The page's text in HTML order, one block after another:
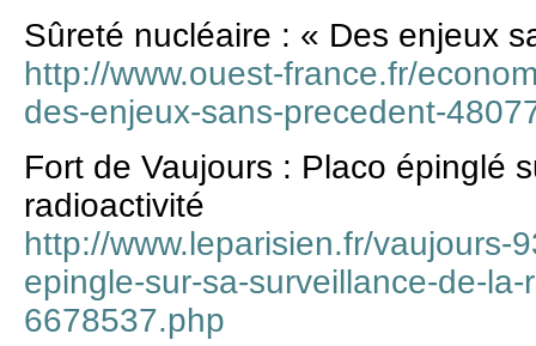
Sûreté nucléaire : « Des enjeux
http://www.ouest-france.fr/
des-enjeux-sans-precedent-
Fort de Vaujours : Placo épinglé
radioactivité
http://www.leparisien.fr/vaujours-
epingle-sur-sa-surveillance-de-
6678537.php